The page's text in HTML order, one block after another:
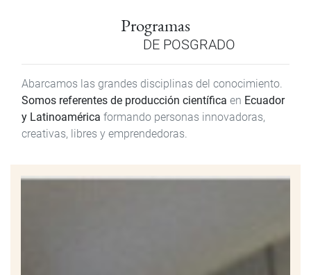
Programas
DE POSGRADO
Abarcamos las grandes disciplinas del conocimiento.
Somos referentes de producción científica en Ecuador
y Latinoamérica formando personas innovadoras,
creativas, libres y emprendedoras.